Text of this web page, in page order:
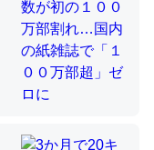
昆虫はなぜ海にいな